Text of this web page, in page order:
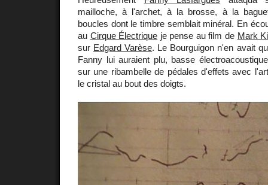
mailloche, à l'archet, à la brosse, à la
boucles dont le timbre semblait minéral. En
au Cirque Électrique je pense au film de Mark
sur Edgard Varèse. Le Bourguigon n'en avait
Fanny lui auraient plu, basse
sur une ribambelle de pédales d'effets avec
le cristal au bout des doigts.